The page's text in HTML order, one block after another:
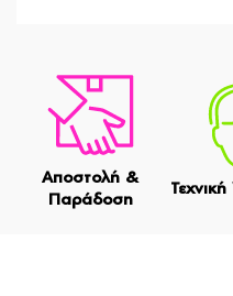
Αποστολή &
Παράδοση